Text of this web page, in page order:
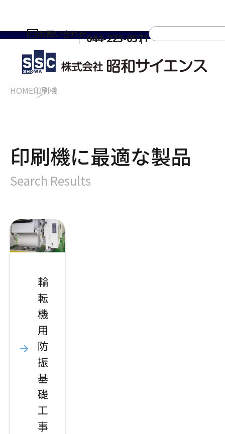
お問い合わせ044-223-0571
HOME印刷機
印刷機に最適な製品
Search Results
輪
転
機
用
防
振
基
礎
工
事